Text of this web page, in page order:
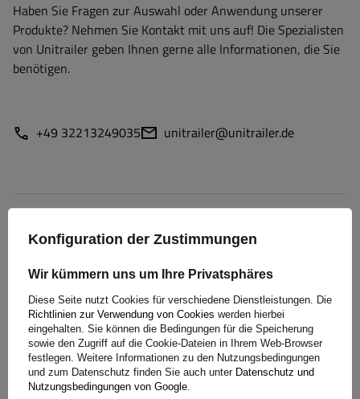
Haben Sie Fragen zur Auswahl oder Anwendung unserer
Produkte? Nehmen Sie Kontakt mit uns auf! Die Spezialisten
von Unitrailer geben Ihnen gerne alle Informationen, die Sie
benötigen.
+49 32213249035 unitrailer@unitrailer.de
Spezifikation
Lieferung
Frage stellen
Herunterladen(1)
Konfiguration der Zustimmungen
Wir kümmern uns um Ihre Privatsphäres
Diese Seite nutzt Cookies für verschiedene Dienstleistungen. Die
Richtlinien zur Verwendung von Cookies werden hierbei
eingehalten. Sie können die Bedingungen für die Speicherung
sowie den Zugriff auf die Cookie-Dateien in Ihrem Web-Browser
festlegen. Weitere Informationen zu den Nutzungsbedingungen
und zum Datenschutz finden Sie auch unter Datenschutz und
Nutzungsbedingungen von Google